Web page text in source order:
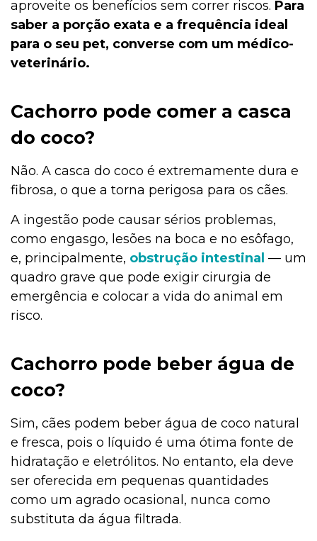
aproveite os benefícios sem correr riscos. Para
saber a porção exata e a frequência ideal
para o seu pet, converse com um médico-
veterinário.
Cachorro pode comer a casca
do coco?
Não. A casca do coco é extremamente dura e
fibrosa, o que a torna perigosa para os cães.
A ingestão pode causar sérios problemas,
como engasgo, lesões na boca e no esôfago,
e, principalmente, obstrução intestinal — um
quadro grave que pode exigir cirurgia de
emergência e colocar a vida do animal em
risco.
Cachorro pode beber água de
coco?
Sim, cães podem beber água de coco natural
e fresca, pois o líquido é uma ótima fonte de
hidratação e eletrólitos. No entanto, ela deve
ser oferecida em pequenas quantidades
como um agrado ocasional, nunca como
substituta da água filtrada.